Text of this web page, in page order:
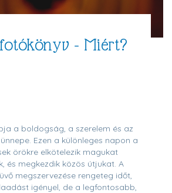
- Miért?
a boldogság, a szerelem és az
Ezen a különleges napon a
örökre elkötelezik magukat
és megkezdik közös útjukat. A
megszervezése rengeteg időt,
igényel, de a legfontosabb,